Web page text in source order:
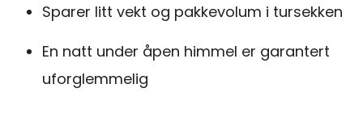
Sparer litt vekt og pakkevolum i tursekken
En natt under åpen himmel er garantert
uforglemmelig